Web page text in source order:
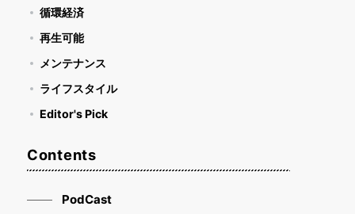
循環経済
再生可能
メンテナンス
ライフスタイル
Editor's Pick
Contents
PodCast